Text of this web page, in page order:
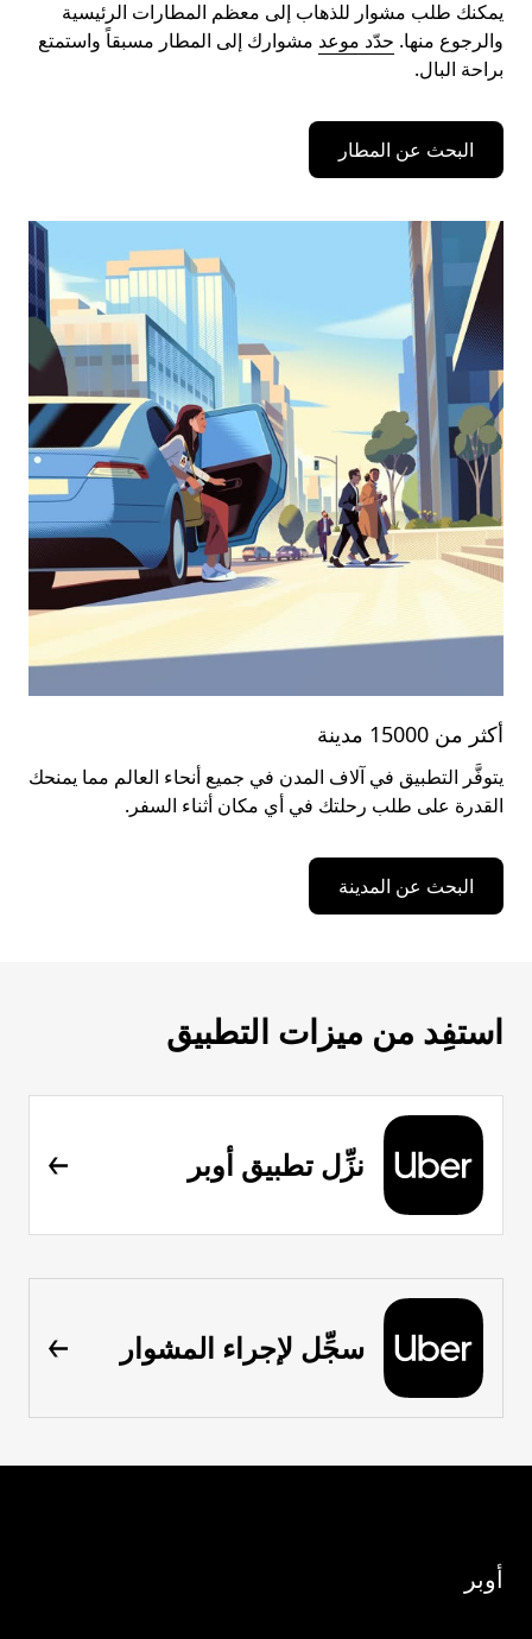
يمكنك طلب مشوار للذهاب إلى معظم المطارات الرئيسية
والرجوع منها. حدّد موعد مشوارك إلى المطار مسبقاً واستمتع
براحة البال.
البحث عن المطار
أكثر من 15000 مدينة
يتوفَّر التطبيق في آلاف المدن في جميع أنحاء العالم مما يمنحك
القدرة على طلب رحلتك في أي مكان أثناء السفر.
البحث عن المدينة
استفِد من ميزات التطبيق
نزِّل تطبيق أوبر
سجِّل لإجراء المشوار
أوبر